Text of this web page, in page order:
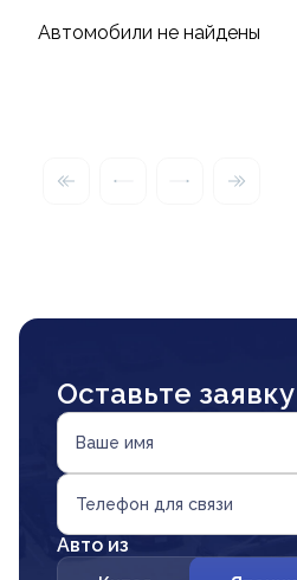
Автомобили не найдены
Оставьте заявку
Ваше имя
Телефон для связи
Авто из